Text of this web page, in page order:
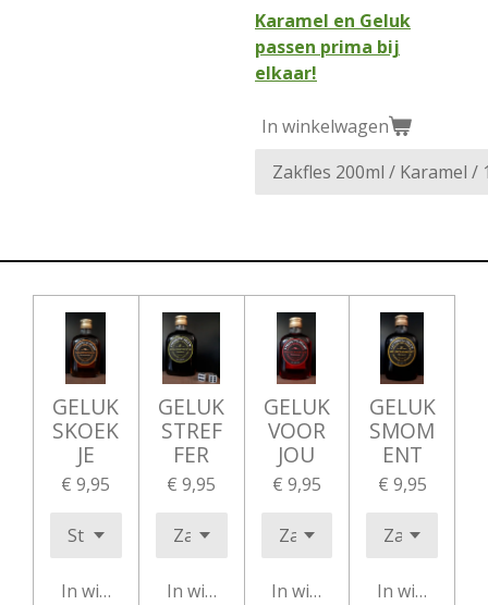
Karamel en Geluk
passen prima bij
elkaar!
In winkelwagen
GELUK
SKOEK
JE
€ 9,95
In winkelwagen
GELUK
STREF
FER
€ 9,95
In winkelwagen
GELUK
VOOR
JOU
€ 9,95
In winkelwagen
GELUK
SMOM
ENT
€ 9,95
In